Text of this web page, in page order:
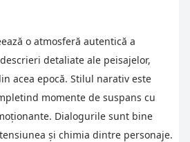
o atmosferă autentică a
detaliate ale peisajelor,
acea epocă. Stilul narativ este
momente de suspans cu
Dialogurile sunt bine
și chimia dintre personaje.